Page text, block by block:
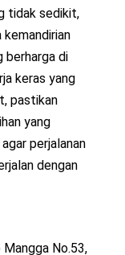
tidak sedikit,
kemandirian
berharga di
keras yang
pastikan
yang
perjalanan
dengan
No.53,